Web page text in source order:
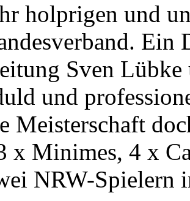
holprigen und
Ein
Sven
und
Meisterschaft
x Minimes, 4 x
NRW-Spielern